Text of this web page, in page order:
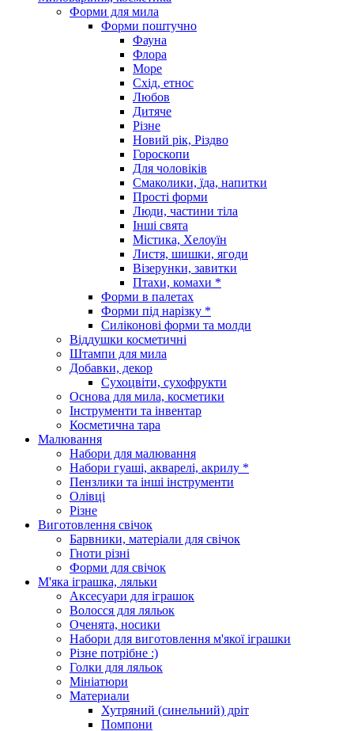
Форми для мила
Форми поштучно
Фауна
Флора
Море
Схід, етнос
Любов
Дитяче
Різне
Новий рік, Різдво
Гороскопи
Для чоловіків
Смаколики, їда, напитки
Прості форми
Люди, частини тіла
Інші свята
Містика, Хелоуїн
Листя, шишки, ягоди
Візерунки, завитки
Птахи, комахи *
Форми в палетах
Форми під нарізку *
Силіконові форми та молди
Віддушки косметичні
Штампи для мила
Добавки, декор
Сухоцвіти, сухофрукти
Основа для мила, косметики
Інструменти та інвентар
Косметична тара
Малювання
Набори для малювання
Набори гуаші, акварелі, акрилу *
Пензлики та інші інструменти
Олівці
Різне
Виготовлення свічок
Барвники, матеріали для свічок
Гноти різні
Форми для свічок
М'яка іграшка, ляльки
Аксесуари для іграшок
Волосся для ляльок
Оченята, носики
Набори для виготовлення м'якої іграшки
Різне потрібне :)
Голки для ляльок
Мініатюри
Материали
Хутряний (синельний) дріт
Помпони